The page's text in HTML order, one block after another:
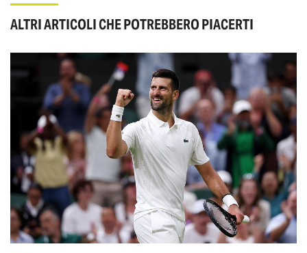
ALTRI ARTICOLI CHE POTREBBERO PIACERTI